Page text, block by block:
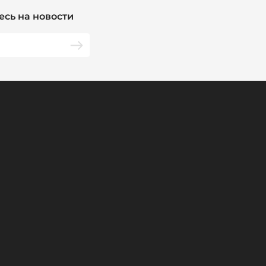
на новости